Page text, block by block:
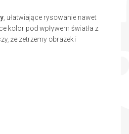
, ułatwiające rysowanie nawet
kolor pod wpływem światła z
że zetrzemy obrazek i